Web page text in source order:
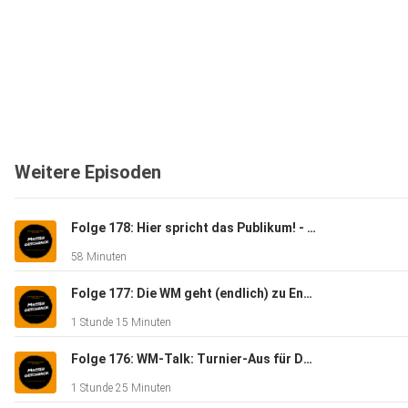
Weitere Episoden
Folge 178: Hier spricht das Publikum! - Massengeschnack
58 Minuten
Folge 177: Die WM geht (endlich) zu Ende - Massengeschnack
1 Stunde 15 Minuten
Folge 176: WM-Talk: Turnier-Aus für Deutschland - Massengeschnack
1 Stunde 25 Minuten